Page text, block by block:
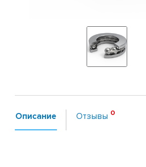
Описание Отзывы